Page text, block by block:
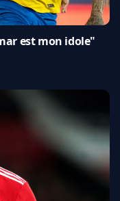
est mon idole"